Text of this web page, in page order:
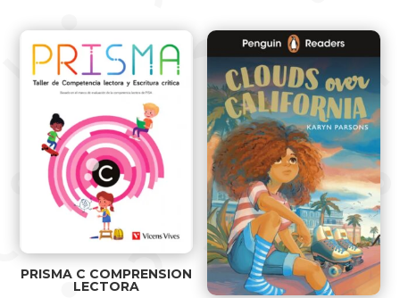
PRISMA C COMPRENSION
LECTORA